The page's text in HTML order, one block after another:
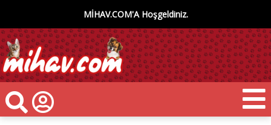
MİHAV.COM'A Hoşgeldiniz.